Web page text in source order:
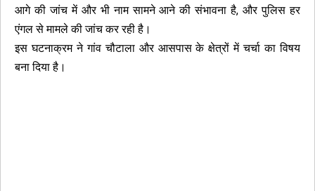
आगे की जांच में और भी नाम सामने आने की संभावना है, और पुलिस हर
एंगल से मामले की जांच कर रही है।
इस घटनाक्रम ने गांव चौटाला और आसपास के क्षेत्रों में चर्चा का विषय
बना दिया है।